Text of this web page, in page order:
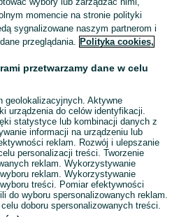
momencie na stronie polityki
sygnalizowane naszym partnerom i
przeglądania. Polityka cookies,
przetwarzamy dane w celu
geolokalizacyjnych. Aktywne
urządzenia do celów identyfikacji.
statystyce lub kombinacji danych z
informacji na urządzeniu lub
reklam. Rozwój i ulepszanie
personalizacji treści. Tworzenie
reklam. Wykorzystywanie
reklam. Wykorzystywanie
treści. Pomiar efektywności
do wyboru spersonalizowanych reklam.
doboru spersonalizowanych treści.